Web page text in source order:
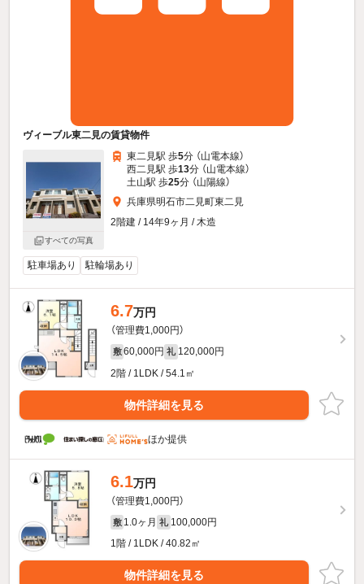
ヴィーブル東二見の賃貸物件
すべての写真
東二見駅 歩5分 （山電本線）
西二見駅 歩13分 （山電本線）
土山駅 歩25分 （山陽線）
兵庫県明石市二見町東二見
2階建 / 14年9ヶ月 / 木造
駐車場あり 駐輪場あり
6.7万円
（管理費1,000円）
敷 60,000円 礼 120,000円
2階 / 1LDK / 54.1㎡
物件詳細を見る
ほか提供
6.1万円
（管理費1,000円）
敷 1.0ヶ月 礼 100,000円
1階 / 1LDK / 40.82㎡
物件詳細を見る